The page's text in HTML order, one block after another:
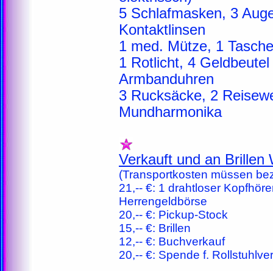
5 Schlafmasken, 3
Kontaktlinsen
1 med. Mütze, 1
1 Rotlicht, 4
Armbanduhren
3 Rucksäcke, 2
Mundharmonika
Verkauft und an Brillen
(Transportkosten müssen
21,-- €: 1 drahtloser
Herrengeldbörse
20,-- €: Pickup-Stock
15,-- €: Brillen
12,-- €: Buchverkauf
20,-- €: Spende f.